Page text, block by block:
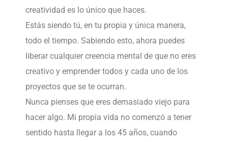
creatividad es lo único que haces.
Estás siendo tú, en tu propia y única manera,
todo el tiempo. Sabiendo esto, ahora puedes
liberar cualquier creencia mental de que no eres
creativo y emprender todos y cada uno de los
proyectos que se te ocurran.
Nunca pienses que eres demasiado viejo para
hacer algo. Mi propia vida no comenzó a tener
sentido hasta llegar a los 45 años, cuando